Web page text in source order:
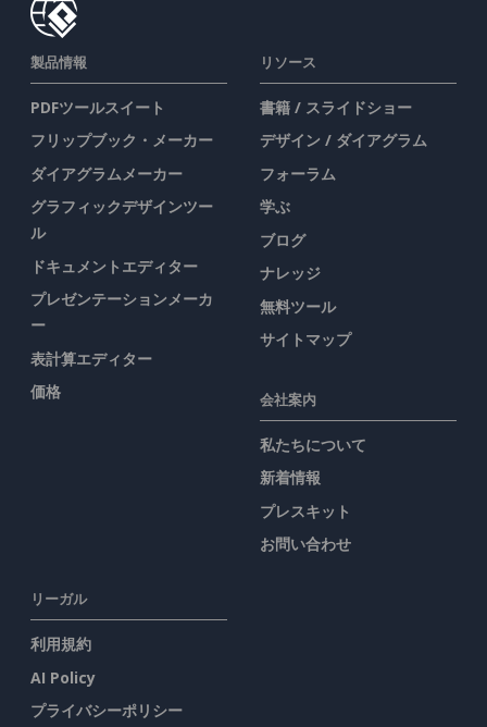
製品情報
PDFツールスイート
フリップブック・メーカー
ダイアグラムメーカー
グラフィックデザインツー
ル
ドキュメントエディター
プレゼンテーションメーカ
ー
表計算エディター
価格
リソース
書籍 / スライドショー
デザイン / ダイアグラム
フォーラム
学ぶ
ブログ
ナレッジ
無料ツール
サイトマップ
会社案内
私たちについて
新着情報
プレスキット
お問い合わせ
リーガル
利用規約
AI Policy
プライバシーポリシー